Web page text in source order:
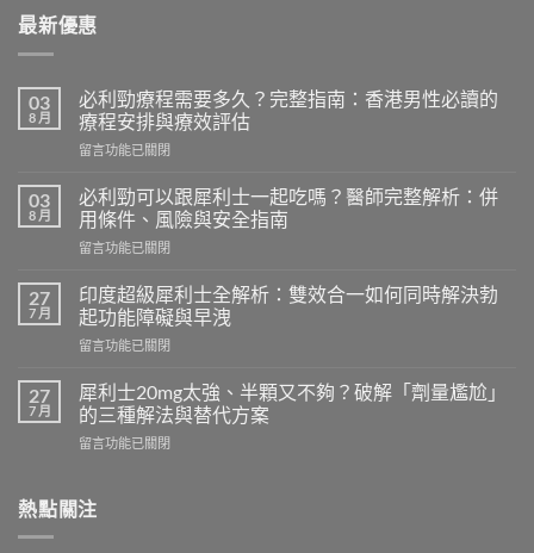
最新優惠
03
8 月
必利勁療程需要多久？完整指南：香港男性必讀的
療程安排與療效評估
在
利
勁
療
程
要
多
久？
完
指
南：
港
必
留言功能已關閉
03
8 月
必利勁可以跟犀利士一起吃嗎？醫師完整解析：併
用條件、風險與安全指南
在
利
勁
可
以
犀
利
士
一
嗎？
留言功能已關閉
27
7 月
印度超級犀利士全解析：雙效合一如何同時解決勃
起功能障礙與早洩
在
度
超
級
犀
全
留言功能已關閉
27
7 月
犀利士20mg太強、半顆又不夠？破解「劑量尷尬」
的三種解法與替代方案
在
士
20mg
留言功能已關閉
熱點關注